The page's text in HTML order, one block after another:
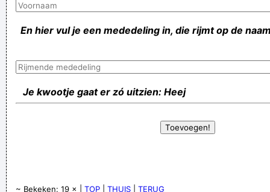
En hier vul je een mededeling in, die rijmt op de
Je kwootje gaat er zó uitzien: Heej
~ Bekeken: 19 × | TOP THUIS TERUG